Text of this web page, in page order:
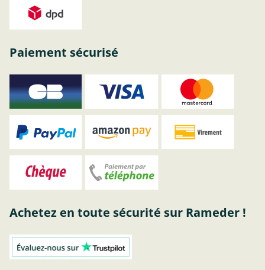
Paiement sécurisé
Achetez en toute sécurité sur Rameder !